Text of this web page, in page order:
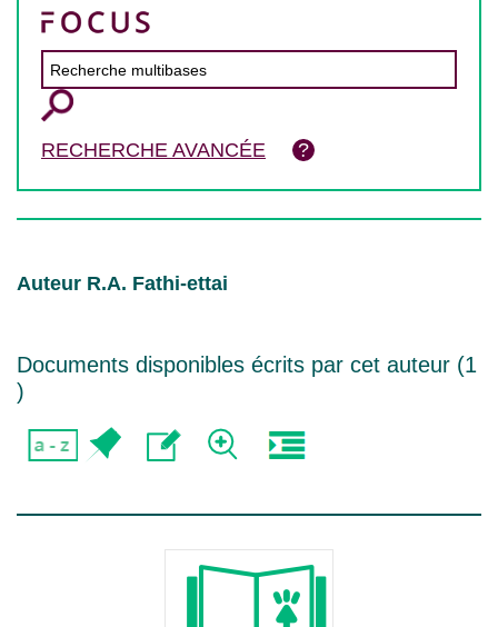
RECHERCHE AVANCÉE
Auteur R.A. Fathi-ettai
Documents disponibles écrits par cet auteur (1
)